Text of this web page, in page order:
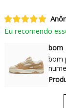
Eu recomendo
bom
bom